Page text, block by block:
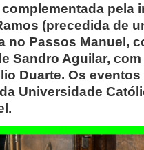
pela
(precedida de
no Passos Manuel,
Sandro Aguilar,
Duarte. Os eventos
Universidade